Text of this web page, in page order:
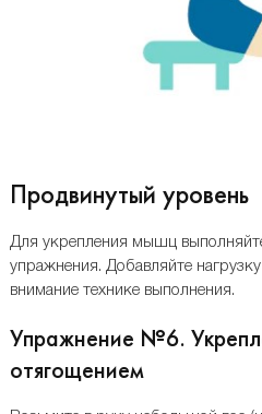
Продвинутый уровень
Для укрепления мышц
упражнения. Добавляйте
внимание технике выполнения.
Упражнение №6.
отягощением